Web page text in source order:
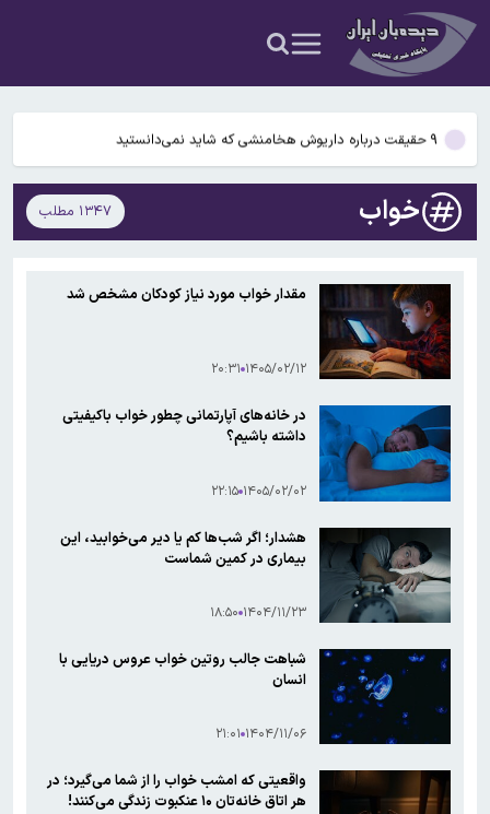
شدن مغز انسان کمک کردند؟
آمریکا ۵ فرد و ۱۳ شرکت و صرافی را تحریم کرد+اسامی
آمریکا آبان تتر را تحریم کرد؛ یک صرافی ایرانی دیگر در فهرست تحریم‌های
رمزارزی ایالات متحده قرار گرفت
۹ حقیقت درباره داریوش هخامنشی که شاید نمی‌دانستید
بیفوما در پرسپولیس ماندنی شد
سوختی فراموش‌شده در مسیر تکامل مغز؛ آیا میوه و عسل به بزرگ‌تر
آمریکا ۵ فرد و ۱۳ شرکت و صرافی را تحریم کرد+اسامی
آمریکا آبان تتر را تحریم کرد؛ یک صرافی ایرانی دیگر در فهرست تحریم‌های
رمزارزی ایالات متحده قرار گرفت
…
خواب ۱۳۴۷ مطلب
مقدار خواب مورد نیاز کودکان مشخص شد
۱۴۰۵/۰۲/۱۲ ۲۰:۳۱
در خانه‌های آپارتمانی چطور خواب باکیفیتی
داشته باشیم؟
۱۴۰۵/۰۲/۰۲ ۲۲:۱۵
هشدار؛ اگر شب‌ها کم یا دیر می‌خوابید، این
بیماری در کمین‌ شماست
۱۴۰۴/۱۱/۲۳ ۱۸:۵۰
شباهت جالب روتین خواب عروس دریایی‌ با
انسان
۱۴۰۴/۱۱/۰۶ ۲۱:۰۱
واقعیتی که امشب خواب را از شما می‌گیرد؛ در
هر اتاق خانه‌تان ۱۰ عنکبوت زندگی می‌کنند!